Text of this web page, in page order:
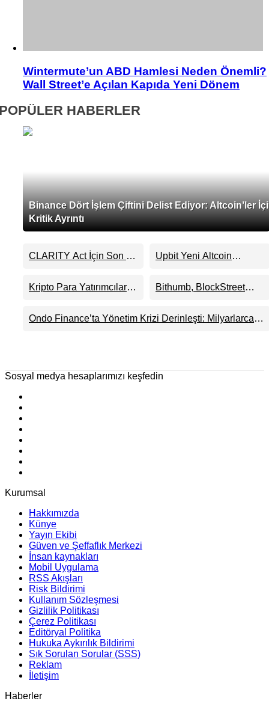
Wintermute’un ABD Hamlesi Neden Önemli?
Wall Street’e Açılan Kapıda Yeni Dönem
HABERLER
Binance Dört İşlem Çiftini Delist Ediyor: Altcoin’ler
Kritik Ayrıntı
CLARITY Act İçin Son 24
Kripto Para Piyasasının
Beklentisini Bozabilir
Upbit Yeni Altcoin
KRW, BTC ve USDT
Kripto Para Yatırımcıları
Hedef Alınıyor?
Bithumb, BlockStreet
Çifti Desteği Duyurdu
Ondo Finance’ta Yönetim Krizi Derinleşti: Milyarlarca
Sosyal medya hesaplarımızı keşfedin
Kurumsal
Hakkımızda
Künye
Yayın Ekibi
Güven ve Şeffaflık Merkezi
İnsan kaynakları
Mobil Uygulama
RSS Akışları
Risk Bildirimi
Kullanım Sözleşmesi
Gizlilik Politikası
Çerez Politikası
Editöryal Politika
Hukuka Aykırılık Bildirimi
Sık Sorulan Sorular (SSS)
Reklam
İletişim
Haberler